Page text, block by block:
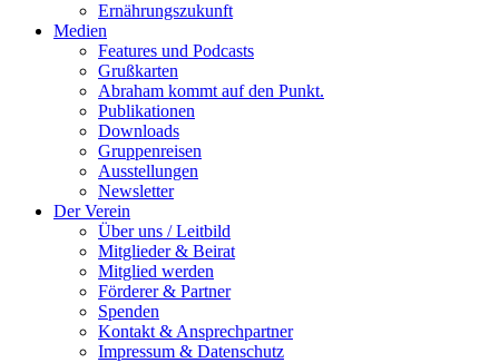
Ernährungszukunft
Medien
Features und Podcasts
Grußkarten
Abraham kommt auf den Punkt.
Publikationen
Downloads
Gruppenreisen
Ausstellungen
Newsletter
Der Verein
Über uns / Leitbild
Mitglieder & Beirat
Mitglied werden
Förderer & Partner
Spenden
Kontakt & Ansprechpartner
Impressum & Datenschutz